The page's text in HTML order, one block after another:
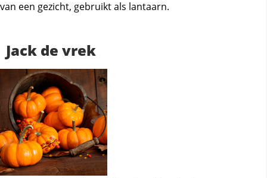
van een gezicht, gebruikt als lantaarn.
Jack de vrek